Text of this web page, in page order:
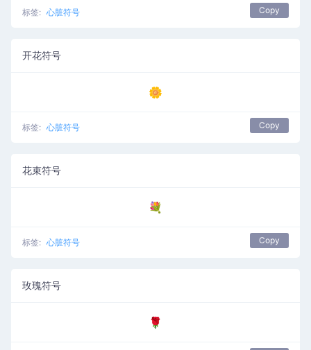
标签: 心脏符号 Copy
开花符号
🌼
标签: 心脏符号 Copy
花束符号
💐
标签: 心脏符号 Copy
玫瑰符号
🌹